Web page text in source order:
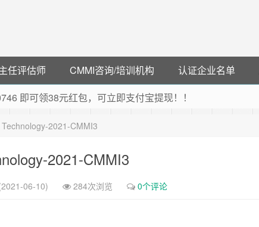
任评估师 CMMI咨询/培训机构 认证企业名单
即可领38元红包，可立即支付宝提现！！
户） ， 猛戳抢购阿里云主机
购，推荐码codebye 可享25%折扣
2021-CMMI3
2021-CMMI3
06-10) 284次浏览 0个评论